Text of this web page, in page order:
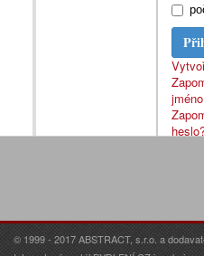
© 1999 - 2017 ABSTRACT, s.r.o. a